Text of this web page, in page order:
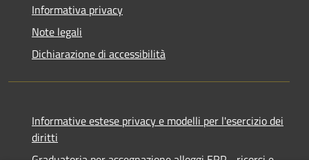
Informativa privacy
Note legali
Dichiarazione di accessibilità
Informative estese privacy e modelli per l'esercizio dei
diritti